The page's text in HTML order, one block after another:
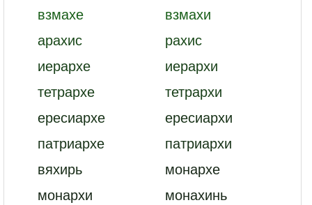
взмахе
взмахи
арахис
рахис
иерархе
иерархи
тетрархе
тетрархи
ересиархе
ересиархи
патриархе
патриархи
вяхирь
монархе
монархи
монахинь